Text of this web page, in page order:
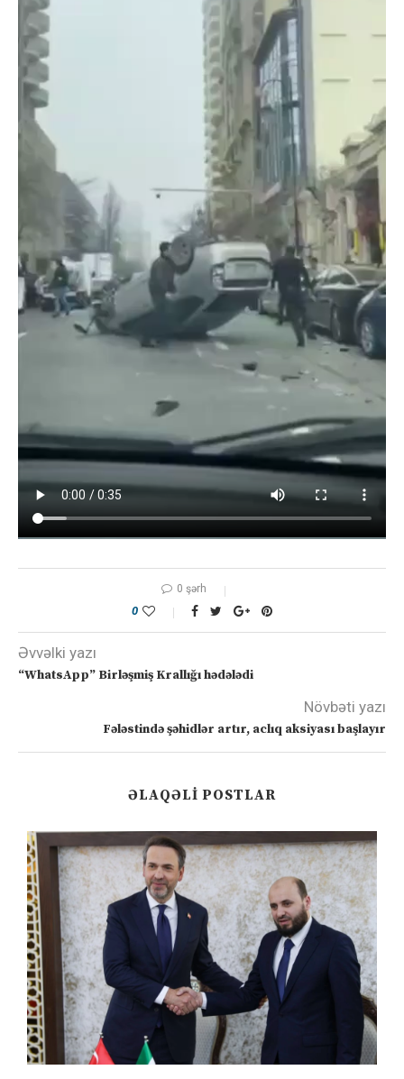
0 şərh
0
Əvvəlki yazı
“WhatsApp” Birləşmiş Krallığı hədələdi
Növbəti yazı
Fələstində şəhidlər artır, aclıq aksiyası başlayır
ƏLAQƏLI POSTLAR